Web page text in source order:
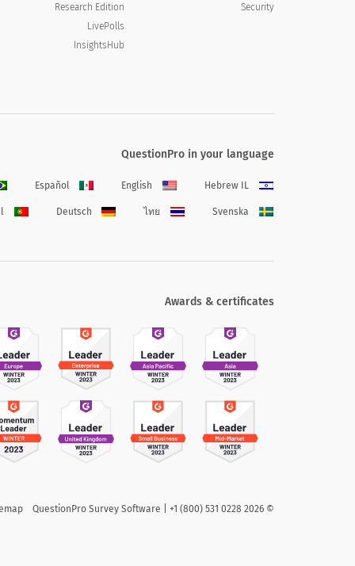
Security
Research Edition
LivePolls
InsightsHub
QuestionPro in your language
Hebrew IL
English
Español
Svenska
ไทย
Deutsch
Awards & certificates
©
2026